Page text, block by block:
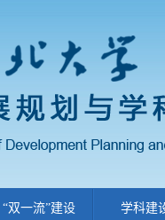
“双一流”建设 学科建